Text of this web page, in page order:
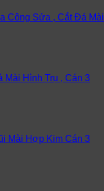
Công Sửa , Cắt Đá Mài
Mài Hình Trụ , Cán 3
Mài Hợp Kim Cán 3